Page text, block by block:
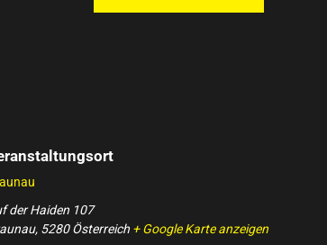
der Haiden 107
, 5280 Österreich + Google Karte anzeigen